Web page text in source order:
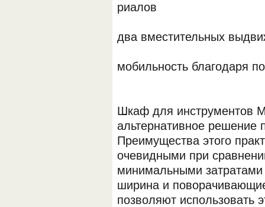
риалов
два вместительных
мобильность благодаря
Шкаф для инструментов
альтернативное решение
Преимущества этого
очевидными при
минимальными затратами
ширина и
позволяют использовать